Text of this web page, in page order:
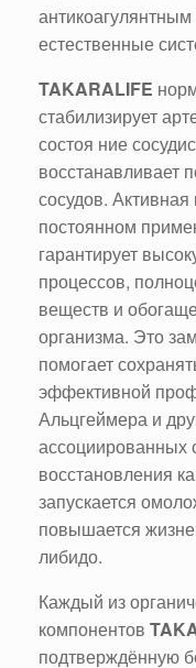
естественные
TAKARALIFE
стабилизирует
состоя ние
восстанавливает
сосудов.
постоянном
гарантирует
процессов,
веществ и
организма. Это
помогает
эффективной
Альцгеймера и
ассоциированных
восстановления
запускается
повышается
либидо.
Каждый из
компонентов
подтверждённую